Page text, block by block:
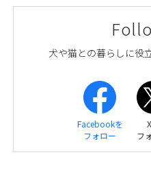
犬や猫との暮らしに役
Facebookを
フォロー
フ